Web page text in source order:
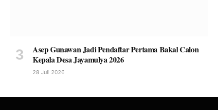
Asep Gunawan Jadi Pendaftar Pertama Bakal Calon
Kepala Desa Jayamulya 2026
28 Juli 2026